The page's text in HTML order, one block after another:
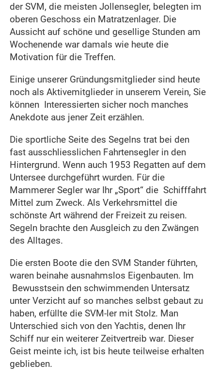
der SVM, die meisten Jollensegler, belegten im
oberen Geschoss ein Matratzenlager. Die
Aussicht auf schöne und gesellige Stunden am
Wochenende war damals wie heute die
Motivation für die Treffen.
Einige unserer Gründungsmitglieder sind heute
noch als Aktivemitglieder in unserem Verein, Sie
können Interessierten sicher noch manches
Anekdote aus jener Zeit erzählen.
Die sportliche Seite des Segelns trat bei den
fast ausschliesslichen Fahrtensegler in den
Hintergrund. Wenn auch 1953 Regatten auf dem
Untersee durchgeführt wurden. Für die
Mammerer Segler war Ihr „Sport“ die Schifffahrt
Mittel zum Zweck. Als Verkehrsmittel die
schönste Art während der Freizeit zu reisen.
Segeln brachte den Ausgleich zu den Zwängen
des Alltages.
Die ersten Boote die den SVM Stander führten,
waren beinahe ausnahmslos Eigenbauten. Im
Bewusstsein den schwimmenden Untersatz
unter Verzicht auf so manches selbst gebaut zu
haben, erfüllte die SVM-ler mit Stolz. Man
Unterschied sich von den Yachtis, denen Ihr
Schiff nur ein weiterer Zeitvertreib war. Dieser
Geist meinte ich, ist bis heute teilweise erhalten
geblieben.